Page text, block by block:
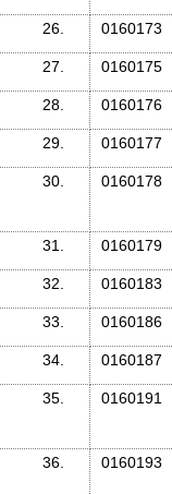
26. 0160173
27. 0160175
28. 0160176
29. 0160177
30. 0160178
31. 0160179
32. 0160183
33. 0160186
34. 0160187
35. 0160191
36. 0160193